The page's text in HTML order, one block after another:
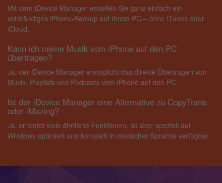
Mit dem iDevice Manager erstellen Sie ganz einfach ein
vollständiges iPhone-Backup auf Ihrem PC – ohne iTunes oder
iCloud.
Kann ich meine Musik vom iPhone auf den PC
übertragen?
Ja, der iDevice Manager ermöglicht das direkte Übertragen von
Musik, Playlists und Podcasts vom iPhone auf den PC.
Ist der iDevice Manager eine Alternative zu CopyTrans
oder iMazing?
Ja, er bietet viele ähnliche Funktionen, ist aber speziell auf
Windows optimiert und komplett in deutscher Sprache verfügbar.